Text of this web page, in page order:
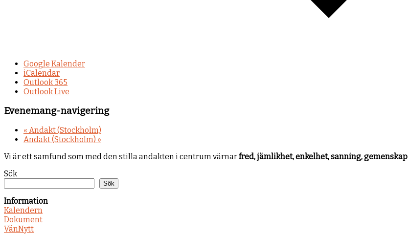
Google Kalender
iCalendar
Outlook 365
Outlook Live
Evenemang-navigering
« Andakt (Stockholm)
Andakt (Stockholm) »
Vi är ett samfund som med den stilla andakten i centrum värnarfred, jämlikhet, enkelhet, sanning, gemenskap
Sök
Sök
Information
Kalendern
Dokument
VänNytt